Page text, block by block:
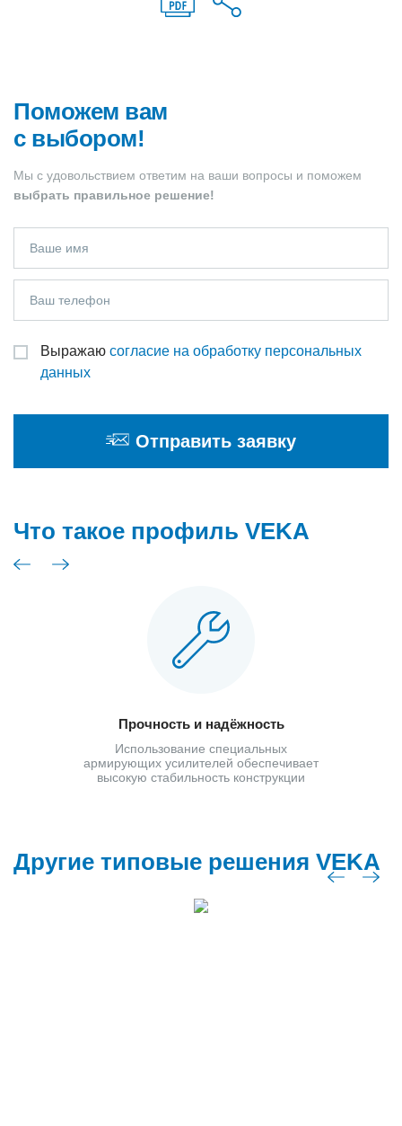
Поможем вам
с выбором!
Мы с удовольствием ответим на ваши вопросы и поможем
выбрать правильное решение!
Выражаю согласие на обработку персональных
данных
Отправить заявку
Что такое профиль VEKA
Прочность и надёжность
Использование специальных
армирующих усилителей обеспечивает
высокую стабильность конструкции
Другие типовые решения VEKA